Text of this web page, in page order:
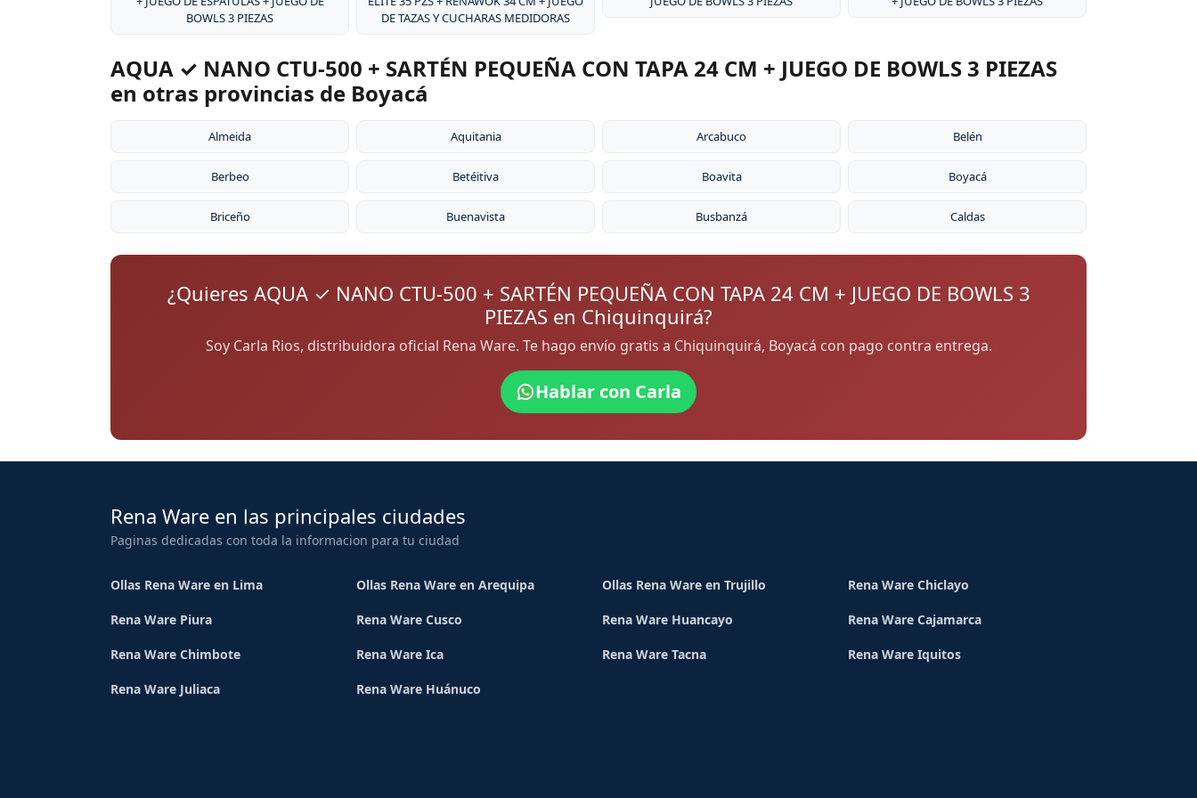
BOWLS 3 PIEZAS
DE TAZAS Y CUCHARAS MEDIDORAS
AQUA ✓ NANO CTU-500 + SARTÉN PEQUEÑA CON TAPA 24 CM + JUEGO DE BOWLS 3 PIEZAS
en otras provincias de Boyacá
Almeida Aquitania Arcabuco Belén
Berbeo Betéitiva Boavita Boyacá
Briceño Buenavista Busbanzá Caldas
¿Quieres AQUA ✓ NANO CTU-500 + SARTÉN PEQUEÑA CON TAPA 24 CM + JUEGO DE BOWLS 3
PIEZAS en Chiquinquirá?
Soy Carla Rios, distribuidora oficial Rena Ware. Te hago envío gratis a Chiquinquirá, Boyacá con pago contra entrega.
Hablar con Carla
Rena Ware en las principales ciudades
Paginas dedicadas con toda la informacion para tu ciudad
Ollas Rena Ware en Lima Ollas Rena Ware en Arequipa Ollas Rena Ware en Trujillo Rena Ware Chiclayo
Rena Ware Piura Rena Ware Cusco Rena Ware Huancayo Rena Ware Cajamarca
Rena Ware Chimbote Rena Ware Ica Rena Ware Tacna Rena Ware Iquitos
Rena Ware Juliaca Rena Ware Huánuco